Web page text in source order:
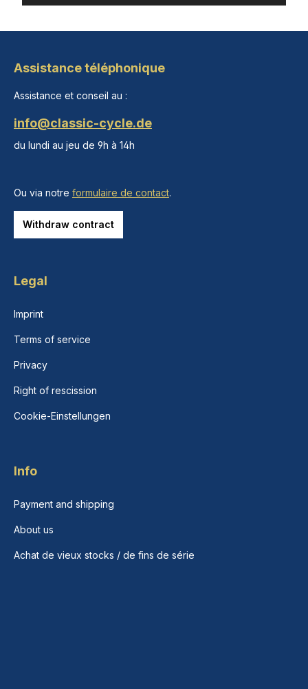
Assistance téléphonique
Assistance et conseil au :
info@classic-cycle.de
du lundi au jeu de 9h à 14h
Ou via notre formulaire de contact.
Withdraw contract
Legal
Imprint
Terms of service
Privacy
Right of rescission
Cookie-Einstellungen
Info
Payment and shipping
About us
Achat de vieux stocks / de fins de série